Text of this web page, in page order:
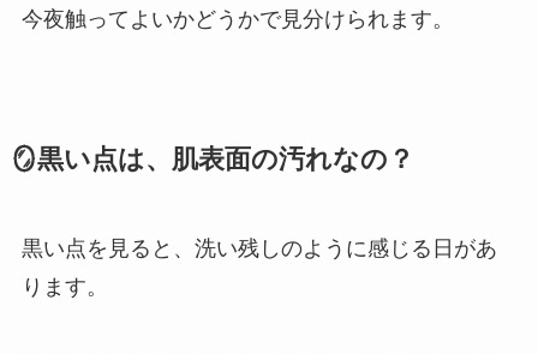
今夜触ってよいかどうかで見分けられます。
🪞黒い点は、肌表面の汚れなの？
黒い点を見ると、洗い残しのように感じる日があ
ります。